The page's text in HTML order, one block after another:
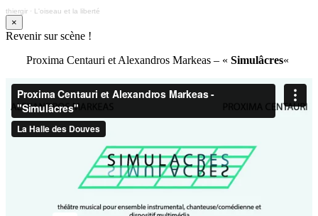
thiergir · L'oiseau et la liberté
×
Revenir sur scène !
Proxima Centauri et Alexandros Markeas – « Simulâcres«